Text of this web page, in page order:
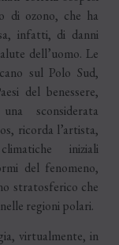
di ozono, che ha
infatti, di danni
dell’uomo. Le
sul Polo Sud,
del benessere,
sconsiderata
ricorda l’artista,
iniziali
del fenomeno,
stratosferico che
regioni polari.
virtualmente, in